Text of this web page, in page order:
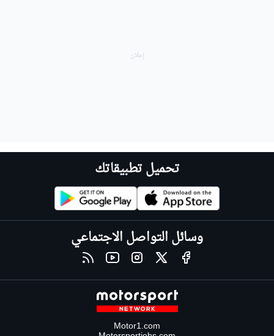
تحميل تطبيقاتك
وسائل التواصل الاجتماعي
Motor1.com